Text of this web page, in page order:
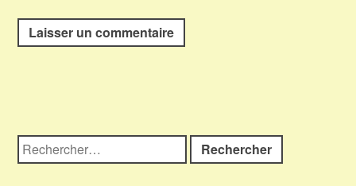
Rechercher :